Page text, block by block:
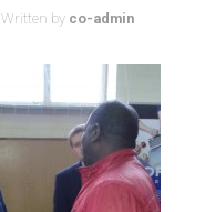
Written by co-admin